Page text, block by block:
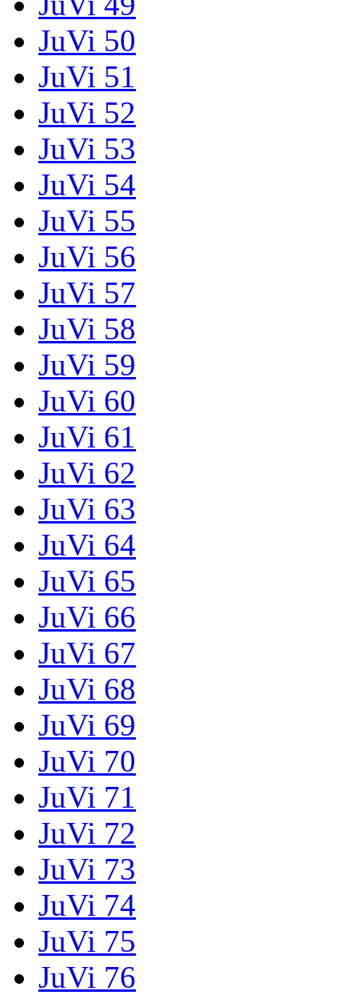
JuVi 50
JuVi 51
JuVi 52
JuVi 53
JuVi 54
JuVi 55
JuVi 56
JuVi 57
JuVi 58
JuVi 59
JuVi 60
JuVi 61
JuVi 62
JuVi 63
JuVi 64
JuVi 65
JuVi 66
JuVi 67
JuVi 68
JuVi 69
JuVi 70
JuVi 71
JuVi 72
JuVi 73
JuVi 74
JuVi 75
JuVi 76